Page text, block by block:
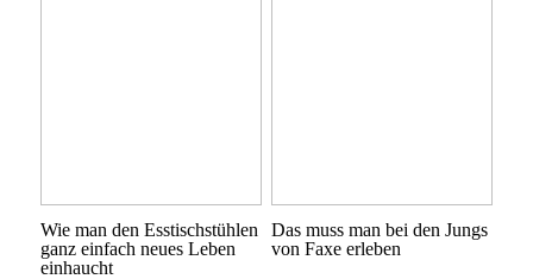
Wie man den Esstischstühlen
ganz einfach neues Leben
einhaucht
Das muss man bei den Jungs
von Faxe erleben